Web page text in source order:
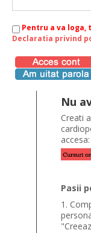
Pentru a va loga,
Declaratia privind
Nu
Creati
accesa:
Pasii
1.